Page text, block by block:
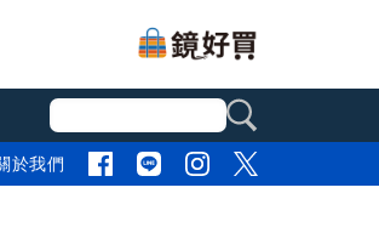
於我們